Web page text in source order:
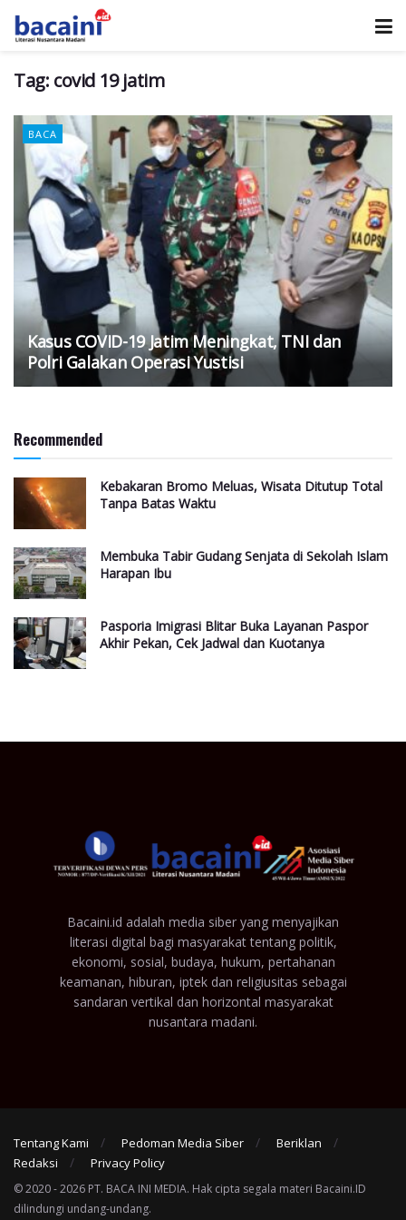
Tag: covid 19 jatim
BACA
Kasus COVID-19 Jatim Meningkat, TNI dan
Polri Galakan Operasi Yustisi
Recommended
Kebakaran Bromo Meluas, Wisata Ditutup Total
Tanpa Batas Waktu
Membuka Tabir Gudang Senjata di Sekolah Islam
Harapan Ibu
Pasporia Imigrasi Blitar Buka Layanan Paspor
Akhir Pekan, Cek Jadwal dan Kuotanya
Bacaini.id adalah media siber yang menyajikan
literasi digital bagi masyarakat tentang politik,
ekonomi, sosial, budaya, hukum, pertahanan
keamanan, hiburan, iptek dan religiusitas sebagai
sandaran vertikal dan horizontal masyarakat
nusantara madani.
Tentang Kami Pedoman Media Siber
Beriklan
Redaksi
Privacy Policy
© 2020 - 2026 PT. BACA INI MEDIA. Hak cipta segala materi Bacaini.ID
dilindungi undang-undang.